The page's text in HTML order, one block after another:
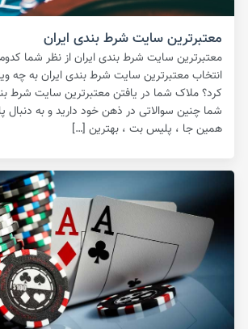
معتبرترین سایت شرط بندی ایران
معتبرترین سایت شرط بندی ایران از نظر شما کدوم
انتخاب معتبرترین سایت شرط بندی ایران به چه
کرد؟ ملاک شما در یافتن معتبرترین سایت شرط
شما چنین سوالاتی در ذهن خود دارید و به دنبال
همین جا ، پلیس بت ، بهترین […]